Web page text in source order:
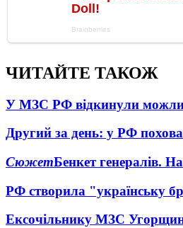
ЧИТАЙТЕ ТАКОЖ
У МЗС РФ відкинули
Другий за день: у РФ
СюжетБенкет генералів.
РФ створила "українську
Ексочільнику МЗС